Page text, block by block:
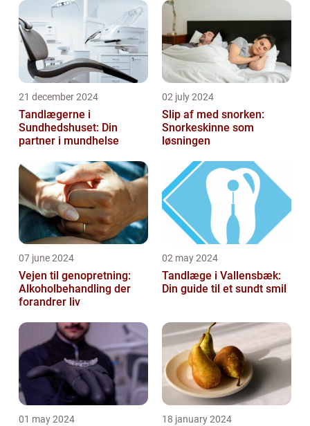
21 december 2024
Tandlægerne i
Sundhedshuset: Din
partner i mundhelse
02 july 2024
Slip af med snorken:
Snorkeskinne som
løsningen
07 june 2024
Vejen til genopretning:
Alkoholbehandling der
forandrer liv
02 may 2024
Tandlæge i Vallensbæk:
Din guide til et sundt smil
01 may 2024 18 january 2024